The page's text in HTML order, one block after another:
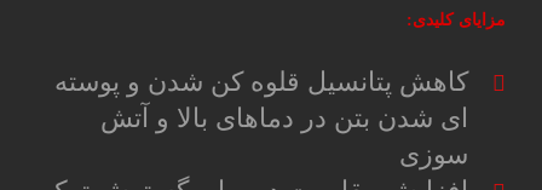
مزایای کلیدی:
کاهش پتانسیل قلوه کن شدن و پوسته
ای شدن بتن در دماهای بالا و آتش
سوزی